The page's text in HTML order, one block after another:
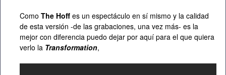
Como The Hoff es un espectáculo en sí mismo y la calidad
de esta versión -de las grabaciones, una vez más- es la
mejor con diferencia puedo dejar por aquí para el que quiera
verlo la Transformation,